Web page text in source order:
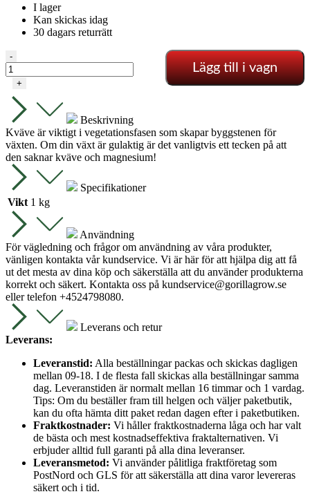
I lager
Kan skickas idag
30 dagars returrätt
Kväve
1L
mängd
-
+
Lägg till i vagn
Beskrivning
Kväve är viktigt i vegetationsfasen som skapar byggstenen för
växten. Om din växt är gulaktig är det vanligtvis ett tecken på att
den saknar kväve och magnesium!
Specifikationer
Vikt 1 kg
Användning
För vägledning och frågor om användning av våra produkter,
vänligen kontakta vår kundservice. Vi är här för att hjälpa dig att få
ut det mesta av dina köp och säkerställa att du använder produkterna
korrekt och säkert. Kontakta oss på kundservice@gorillagrow.se
eller telefon +4524798080.
Leverans och retur
Leverans:
Leveranstid: Alla beställningar packas och skickas dagligen
mellan 09-18. I de flesta fall skickas alla beställningar samma
dag. Leveranstiden är normalt mellan 16 timmar och 1 vardag.
Tips: Om du beställer fram till helgen och väljer paketbutik,
kan du ofta hämta ditt paket redan dagen efter i paketbutiken.
Fraktkostnader: Vi håller fraktkostnaderna låga och har valt
de bästa och mest kostnadseffektiva fraktalternativen. Vi
erbjuder alltid full garanti på alla dina leveranser.
Leveransmetod: Vi använder pålitliga fraktföretag som
PostNord och GLS för att säkerställa att dina varor levereras
säkert och i tid.